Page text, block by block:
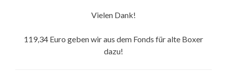
Vielen Dank!
119,34 Euro geben wir aus dem Fonds für alte Boxer
dazu!